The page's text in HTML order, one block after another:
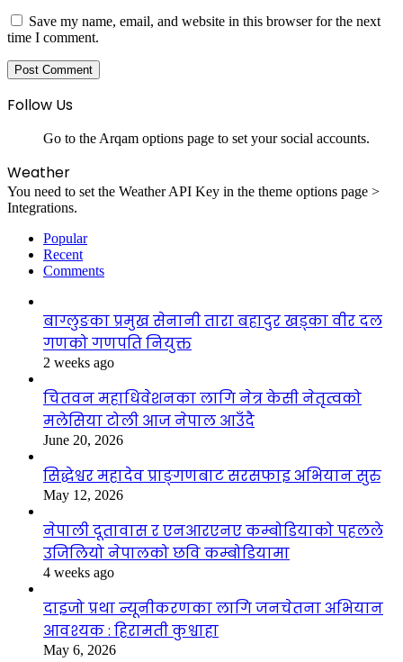
Save my name, email, and website in this browser for the next
time I comment.
Follow Us
Go to the Arqam options page to set your social accounts.
Weather
You need to set the Weather API Key in the theme options page >
Integrations.
Popular
Recent
Comments
बाग्लुङका प्रमुख सेनानी तारा बहादुर खड्का वीर दल
गणको गणपति नियुक्त
2 weeks ago
चितवन महाधिवेशनका लागि नेत्र केसी नेतृत्वको
मलेसिया टोली आज नेपाल आउँदै
June 20, 2026
सिद्धेश्वर महादेव प्राङ्गणबाट सरसफाइ अभियान सुरु
May 12, 2026
नेपाली दूतावास र एनआरएनए कम्बोडियाको पहलले
उजिलियो नेपालको छवि कम्बोडियामा
4 weeks ago
दाइजो प्रथा न्यूनीकरणका लागि जनचेतना अभियान
आवश्यक : हिरामती कुश्वाहा
May 6, 2026